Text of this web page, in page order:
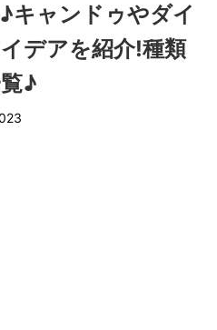
キャンドゥやダイ
デアを紹介!種類
♪